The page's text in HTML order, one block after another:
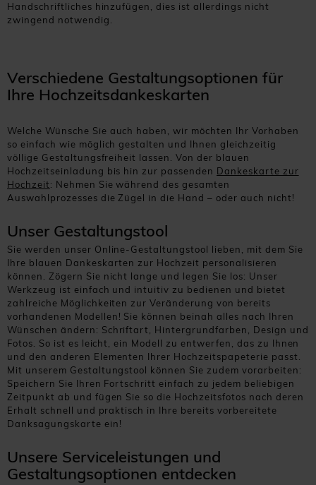
Handschriftliches hinzufügen, dies ist allerdings nicht
zwingend notwendig.
Verschiedene Gestaltungsoptionen für
Ihre Hochzeitsdankeskarten
Welche Wünsche Sie auch haben, wir möchten Ihr Vorhaben
so einfach wie möglich gestalten und Ihnen gleichzeitig
völlige Gestaltungsfreiheit lassen. Von der blauen
Hochzeitseinladung bis hin zur passenden Dankeskarte zur
Hochzeit: Nehmen Sie während des gesamten
Auswahlprozesses die Zügel in die Hand – oder auch nicht!
Unser Gestaltungstool
Sie werden unser Online-Gestaltungstool lieben, mit dem Sie
Ihre blauen Dankeskarten zur Hochzeit personalisieren
können. Zögern Sie nicht lange und legen Sie los: Unser
Werkzeug ist einfach und intuitiv zu bedienen und bietet
zahlreiche Möglichkeiten zur Veränderung von bereits
vorhandenen Modellen! Sie können beinah alles nach Ihren
Wünschen ändern: Schriftart, Hintergrundfarben, Design und
Fotos. So ist es leicht, ein Modell zu entwerfen, das zu Ihnen
und den anderen Elementen Ihrer Hochzeitspapeterie passt.
Mit unserem Gestaltungstool können Sie zudem vorarbeiten:
Speichern Sie Ihren Fortschritt einfach zu jedem beliebigen
Zeitpunkt ab und fügen Sie so die Hochzeitsfotos nach deren
Erhalt schnell und praktisch in Ihre bereits vorbereitete
Danksagungskarte ein!
Unsere Serviceleistungen und
Gestaltungsoptionen entdecken